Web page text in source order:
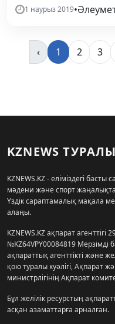
1 наурыз 2019•
‹ 1 2 3
KZNEWS ТУРАЛЫ
KZNEWS.KZ - еліміздегі
мәдени және спорт
Үздік сараптамалық мақала
алаңы.
KZNEWS.KZ ақпарат агенттігі
№KZ64VPY00084819 Мерзімді
ақпараттық агенттікті және
қою туралы куәлігі, Ақпарат
министрлігінің Ақпарат
Бұл желілік ресурстың
асқан азаматтарға арналған.